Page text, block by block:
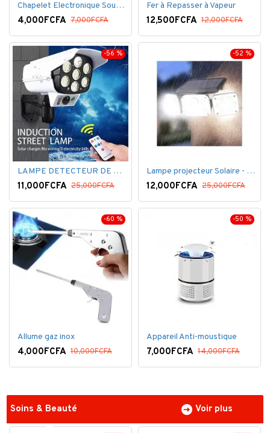
Chapelet Electronique Sous Forme De Bague Tasbih
4,000FCFA 7,000FCFA
Fer à Repasser à Vapeur
12,500FCFA 12,000FCFA
-56 %
LAMPE DETECTEUR DE MOUVEMENT SOLAR SENSOR LIGHT
11,000FCFA 25,000FCFA
-52 %
Lampe projecteur Solaire - Détecteur de mouvement - Intelligente 3 Face
12,000FCFA 25,000FCFA
-60 %
Allume gaz inox
4,000FCFA 10,000FCFA
-50 %
Appareil Anti-moustique
7,000FCFA 14,000FCFA
Soins & Beauté Voir plus